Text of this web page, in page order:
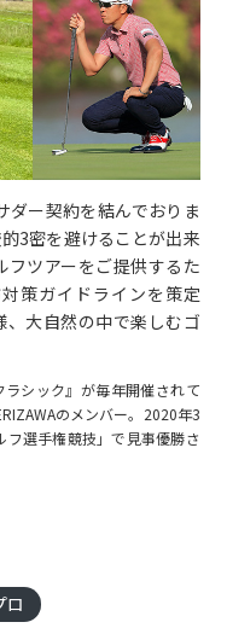
ダー契約を結んでおりま
3密を避けることが出来
フツアーをご提供するた
策ガイドラインを策定
、大自然の中で楽しむゴ
シック』が毎年開催されて
のメンバー。2020年3
選手権競技」で見事優勝さ
ロ